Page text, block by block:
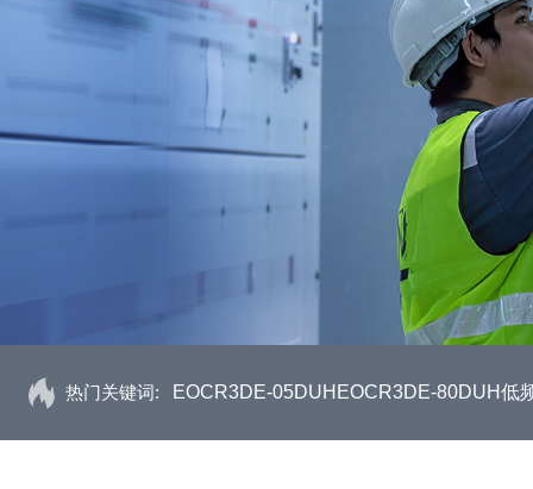
热门关键词: EOCR3DE-05DUHEOCR3DE-80DUH低